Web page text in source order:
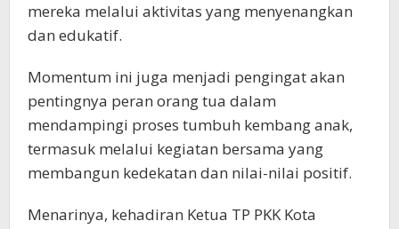
mereka melalui aktivitas yang menyenangkan
dan edukatif.
Momentum ini juga menjadi pengingat akan
pentingnya peran orang tua dalam
mendampingi proses tumbuh kembang anak,
termasuk melalui kegiatan bersama yang
membangun kedekatan dan nilai-nilai positif.
Menarinya, kehadiran Ketua TP PKK Kota